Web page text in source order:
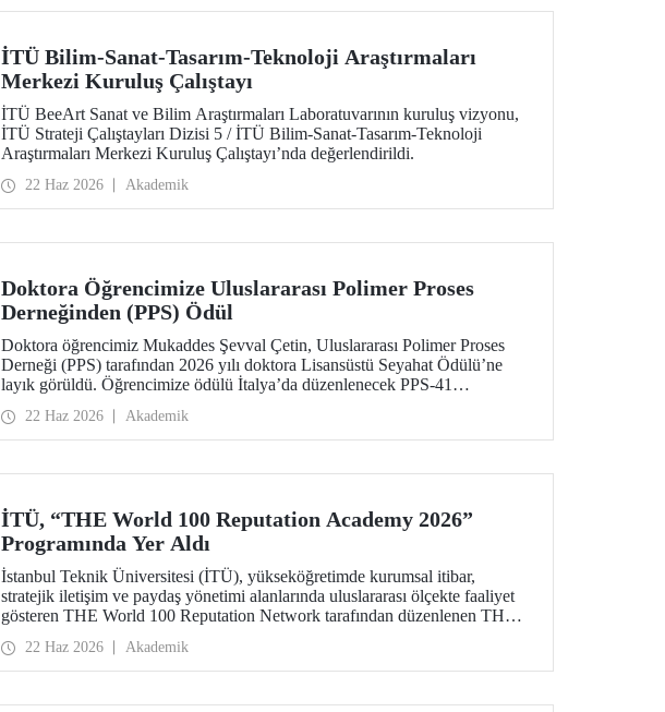
İTÜ Bilim-Sanat-Tasarım-Teknoloji Araştırmaları
Merkezi Kuruluş Çalıştayı
İTÜ BeeArt Sanat ve Bilim Araştırmaları Laboratuvarının kuruluş vizyonu,
İTÜ Strateji Çalıştayları Dizisi 5 / İTÜ Bilim-Sanat-Tasarım-Teknoloji
Araştırmaları Merkezi Kuruluş Çalıştayı’nda değerlendirildi.
22 Haz 2026 Akademik
Doktora Öğrencimize Uluslararası Polimer Proses
Derneğinden (PPS) Ödül
Doktora öğrencimiz Mukaddes Şevval Çetin, Uluslararası Polimer Proses
Derneği (PPS) tarafından 2026 yılı doktora Lisansüstü Seyahat Ödülü’ne
layık görüldü. Öğrencimize ödülü İtalya’da düzenlenecek PPS-41
22 Haz 2026 Akademik
İTÜ, “THE World 100 Reputation Academy 2026”
Programında Yer Aldı
İstanbul Teknik Üniversitesi (İTÜ), yükseköğretimde kurumsal itibar,
stratejik iletişim ve paydaş yönetimi alanlarında uluslararası ölçekte faaliyet
gösteren THE World 100 Reputation Network tarafından düzenlenen THE
üniversite olarak yer aldı.
22 Haz 2026 Akademik